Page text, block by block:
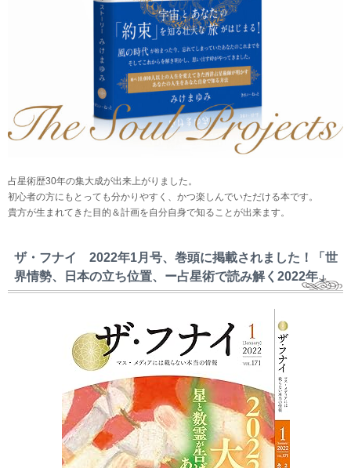
占星術歴30年の集大成が出来上がりました。
初心者の方にもとっても分かりやすく、かつ楽しんでいただける本です。
貴方が生まれてきた目的＆計画を自分自身で知ることが出来ます。
ザ・フナイ 2022年1月号、巻頭に掲載されました！「世
界情勢、日本の立ち位置、ー占星術で読み解く2022年」